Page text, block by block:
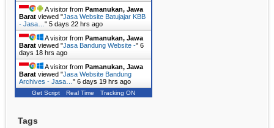
A visitor from Pamanukan, Jawa
Barat viewed "Jasa Website Batujajar KBB
- Jasa… " 5 days 22 hrs ago
A visitor from Pamanukan, Jawa
Barat viewed "Jasa Bandung Website -" 6
days 18 hrs ago
A visitor from Pamanukan, Jawa
Barat viewed "Jasa Website Bandung
Archives - Jasa… " 6 days 19 hrs ago
Get Script Real Time Tracking ON
Tags